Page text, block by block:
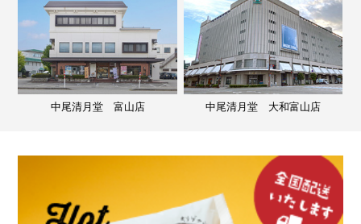
中尾清月堂 富山店 中尾清月堂 大和富山店